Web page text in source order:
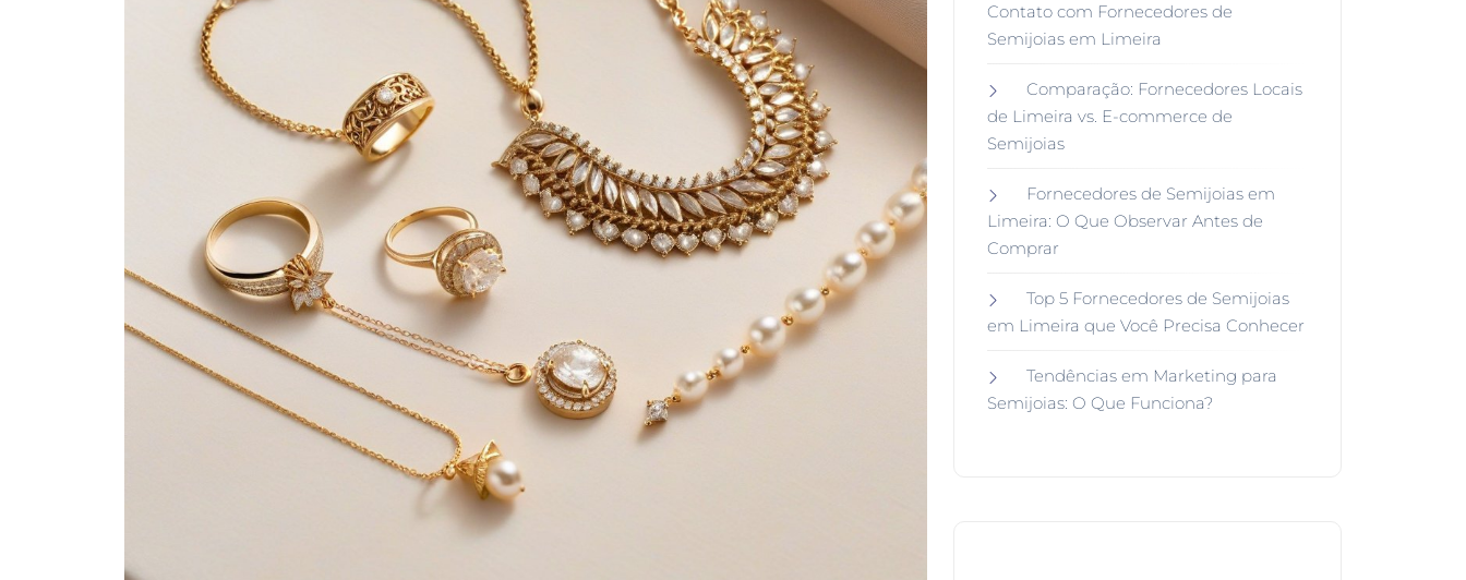
Contato com Fornecedores de
Semijoias em Limeira
Comparação: Fornecedores Locais
de Limeira vs. E-commerce de
Semijoias
Fornecedores de Semijoias em
Limeira: O Que Observar Antes de
Comprar
Top 5 Fornecedores de Semijoias
em Limeira que Você Precisa Conhecer
Tendências em Marketing para
Semijoias: O Que Funciona?